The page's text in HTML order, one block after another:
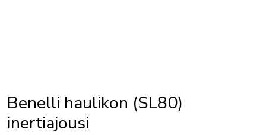
Benelli haulikon (SL80)
inertiajousi